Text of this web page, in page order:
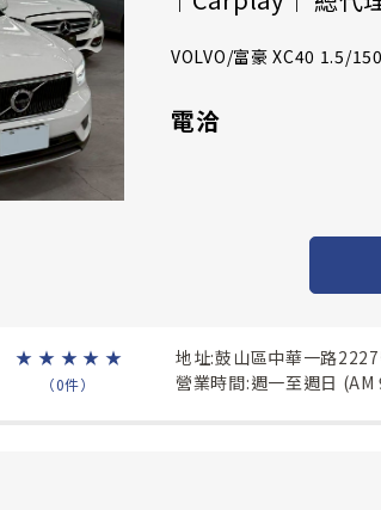
VOLVO/富豪 XC40 1.5/
電洽
★ ★ ★ ★ ★
（0件）
地址:鼓山區中華一路
營業時間:週一至週日